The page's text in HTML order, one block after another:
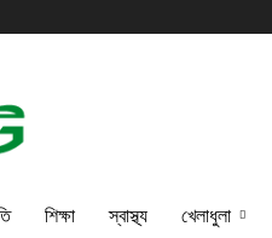
শিক্ষা স্বাস্থ্য খেলাধুলা